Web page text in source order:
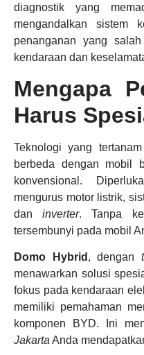
diagnostik yang
mengandalkan sistem
penanganan yang
kendaraan dan
Mengapa
Harus
Teknologi yang
berbeda dengan mobil
konvensional.
mengurus motor listrik,
daninverter. Tanpa
tersembunyi pada mobil
Domo Hybrid , dengan
menawarkan solusi
fokus pada kendaraan
memiliki pemahaman
komponen BYD. Ini
Jakarta Anda